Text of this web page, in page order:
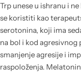
Trp unese u ishranu i
se koristiti kao
serotonina, koji ima
na bol i kod agresivnog
smanjenje agresije i
raspoloženja.